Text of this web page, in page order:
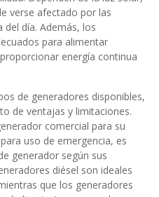
verse afectado por las
del día. Además, los
para alimentar
energía continua
de generadores disponibles,
de ventajas y limitaciones.
comercial para su
uso de emergencia, es
generador según sus
diésel son ideales
que los generadores